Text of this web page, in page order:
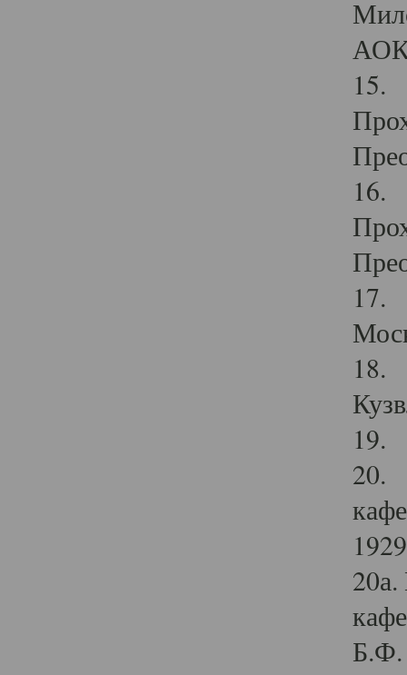
15.
16.
17.
18.
19.
20.
Б.Ф.